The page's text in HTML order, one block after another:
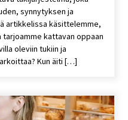
synnytyksen ja
artikkelissa käsittelemme,
kattavan oppaan
oleviin tukiin ja
Kun äiti […]